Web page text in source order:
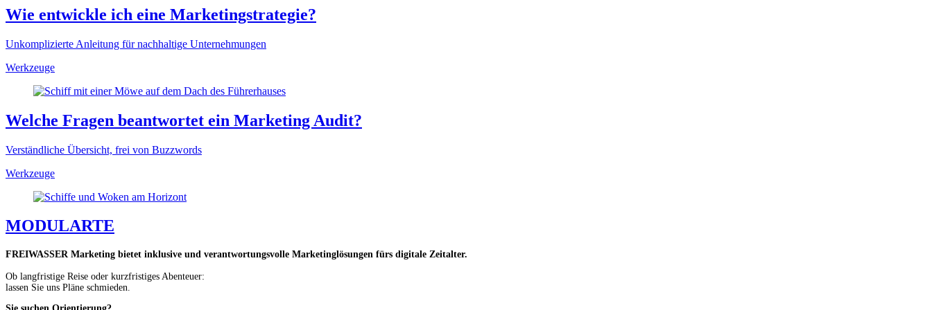
Wie entwickle ich eine Marketingstrategie?
Unkomplizierte Anleitung für nachhaltige Unternehmungen
Werkzeuge
Welche Fragen beantwortet ein Marketing Audit?
Verständliche Übersicht, frei von Buzzwords
Werkzeuge
MODULARTE
FREIWASSER Marketing bietet inklusive und verantwortungsvolle Marketinglösungen fürs digitale Zeitalter.
Ob langfristige Reise oder kurzfristiges Abenteuer:
lassen Sie uns Pläne schmieden.